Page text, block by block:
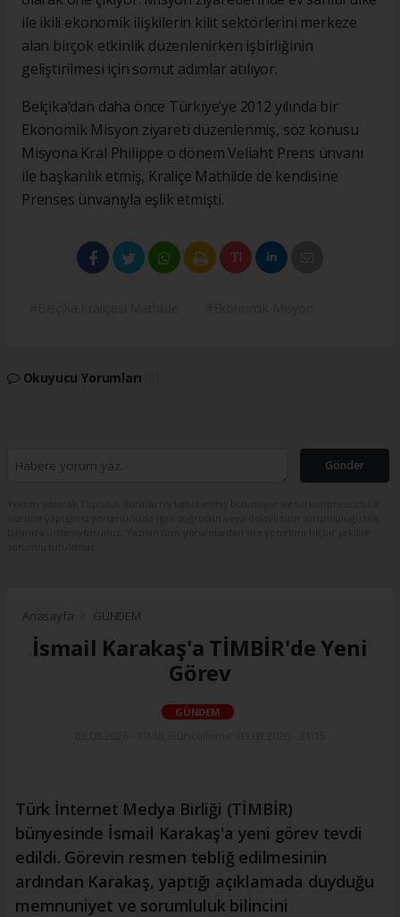
ile ikili ekonomik ilişkilerin kilit sektörlerini merkeze
alan birçok etkinlik düzenlenirken işbirliğinin
geliştirilmesi için somut adımlar atılıyor.
Belçika’dan daha önce Türkiye’ye 2012 yılında bir
Ekonomik Misyon ziyareti düzenlenmiş, söz konusu
Misyona Kral Philippe o dönem Veliaht Prens ünvanı
ile başkanlık etmiş, Kraliçe Mathilde de kendisine
Prenses ünvanıyla eşlik etmişti.
Okuyucu Yorumları
Gönder
Anasayfa GÜNDEM
İsmail Karakaş'a TİMBİR'de Yeni
Görev
GÜNDEM
Türk İnternet Medya Birliği (TİMBİR)
bünyesinde İsmail Karakaş'a yeni görev tevdi
edildi. Görevin resmen tebliğ edilmesinin
ardından Karakaş, yaptığı açıklamada duyduğu
memnuniyet ve sorumluluk bilincini